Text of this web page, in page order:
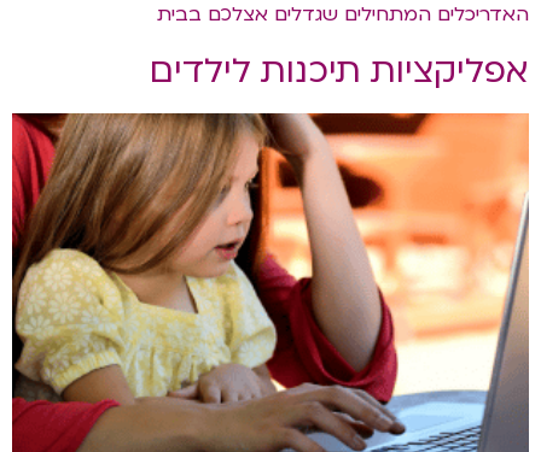
האדריכלים המתחילים שגדלים אצלכם בבית
אפליקציות תיכנות לילדים